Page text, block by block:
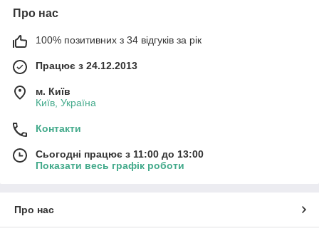
Про нас
100% позитивних з 34 відгуків за рік
Працює з 24.12.2013
м. Київ
Київ, Україна
Контакти
Сьогодні працює з 11:00 до 13:00
Показати весь графік роботи
Про нас